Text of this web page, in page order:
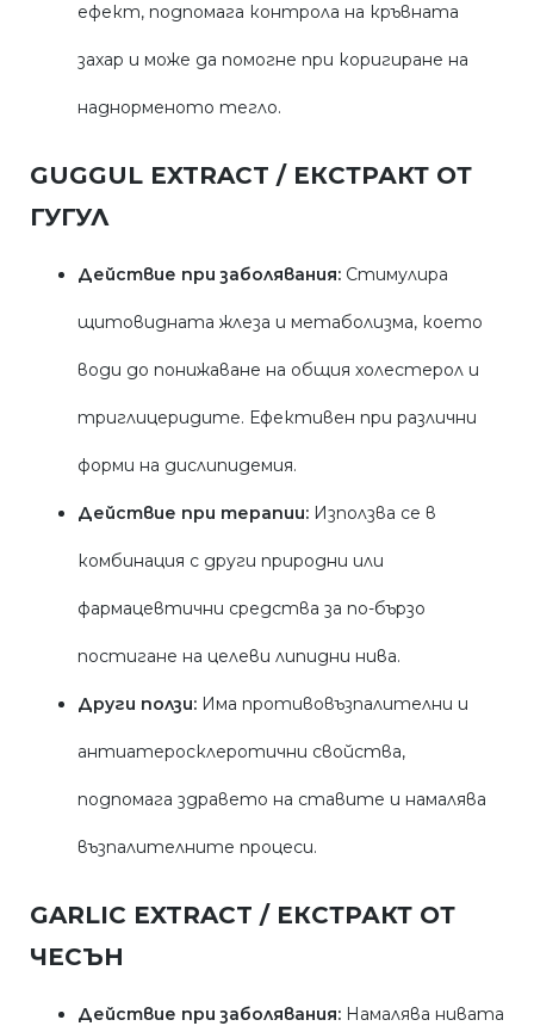
ефект, подпомага контрола на кръвната
захар и може да помогне при коригиране на
наднорменото тегло.
GUGGUL EXTRACT / ЕКСТРАКТ ОТ
ГУГУЛ
Действие при заболявания: Стимулира
щитовидната жлеза и метаболизма, което
води до понижаване на общия холестерол и
триглицеридите. Ефективен при различни
форми на дислипидемия.
Действие при терапии: Използва се в
комбинация с други природни или
фармацевтични средства за по-бързо
постигане на целеви липидни нива.
Други ползи: Има противовъзпалителни и
антиатеросклеротични свойства,
подпомага здравето на ставите и намалява
възпалителните процеси.
GARLIC EXTRACT / ЕКСТРАКТ ОТ
ЧЕСЪН
Действие при заболявания: Намалява нивата